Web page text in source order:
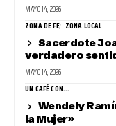
MAYO 14, 2026
ZONA DE FE ZONA LOCAL
Sacerdote
verdadero
MAYO 14, 2026
UN CAFÉ CON...
Wendely
la Mujer»